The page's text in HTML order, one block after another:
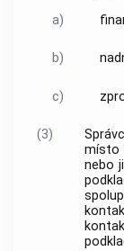
a)
b)
c)
(3)
místo
nebo